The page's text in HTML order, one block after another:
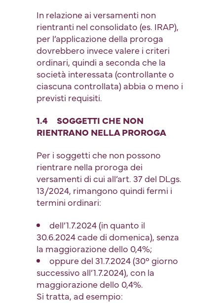
In relazione ai versamenti non
rientranti nel consolidato (es. IRAP),
per l’applicazione della proroga
dovrebbero invece valere i criteri
ordinari, quindi a seconda che la
società interessata (controllante o
ciascuna controllata) abbia o meno i
previsti requisiti.
1.4 SOGGETTI CHE NON
RIENTRANO NELLA PROROGA
Per i soggetti che non possono
rientrare nella proroga dei
versamenti di cui all’art. 37 del DLgs.
13/2024, rimangono quindi fermi i
termini ordinari:
dell’1.7.2024 (in quanto il
30.6.2024 cade di domenica), senza
la maggiorazione dello 0,4%;
oppure del 31.7.2024 (30° giorno
successivo all’1.7.2024), con la
maggiorazione dello 0,4%.
Si tratta, ad esempio: